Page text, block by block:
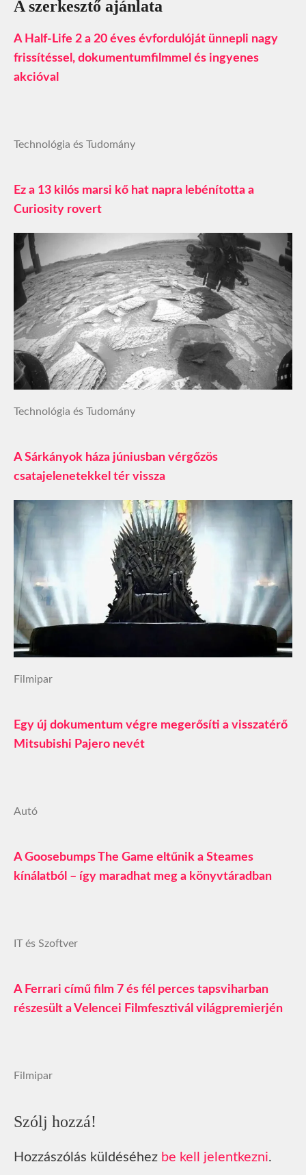
A szerkesztő ajánlata
A Half-Life 2 a 20 éves évfordulóját ünnepli nagy
frissítéssel, dokumentumfilmmel és ingyenes
akcióval
Technológia és Tudomány
Ez a 13 kilós marsi kő hat napra lebénította a
Curiosity rovert
Technológia és Tudomány
A Sárkányok háza júniusban vérgőzös
csatajelenetekkel tér vissza
Filmipar
Egy új dokumentum végre megerősíti a visszatérő
Mitsubishi Pajero nevét
Autó
A Goosebumps The Game eltűnik a Steames
kínálatból – így maradhat meg a könyvtáradban
IT és Szoftver
A Ferrari című film 7 és fél perces tapsviharban
részesült a Velencei Filmfesztivál világpremierjén
Filmipar
Szólj hozzá!
Hozzászólás küldéséhez be kell jelentkezni.